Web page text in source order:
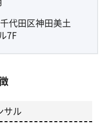
代田区神田美土
7F
サル